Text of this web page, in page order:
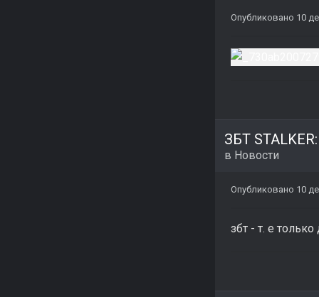
Опубликовано 10
ЗБТ
в Новости
Опубликовано 10
збт - т. е